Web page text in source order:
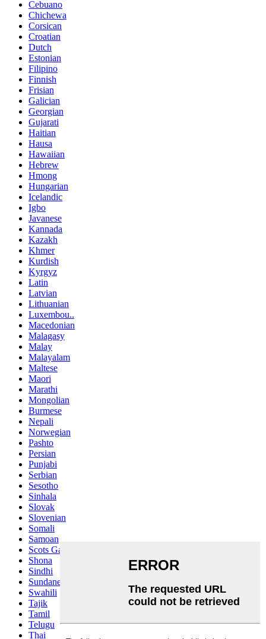
Cebuano
Chichewa
Corsican
Croatian
Dutch
Estonian
Filipino
Finnish
Frisian
Galician
Georgian
Gujarati
Haitian
Hausa
Hawaiian
Hebrew
Hmong
Hungarian
Icelandic
Igbo
Javanese
Kannada
Kazakh
Khmer
Kurdish
Kyrgyz
Latin
Latvian
Lithuanian
Luxembou..
Macedonian
Malagasy
Malay
Malayalam
Maltese
Maori
Marathi
Mongolian
Burmese
Nepali
Norwegian
Pashto
Persian
Punjabi
Serbian
Sesotho
Sinhala
Slovak
Slovenian
Somali
Samoan
Scots Gaelic
Shona
Sindhi
Sundanese
Swahili
Tajik
Tamil
Telugu
Thai